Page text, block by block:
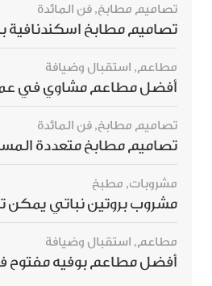
تصاميم مطابخ, فن المائدة
مطاعم, استقبال وضيافة
تصاميم مطابخ, فن المائدة
مشروبات, مطبخ
مطاعم, استقبال وضيافة